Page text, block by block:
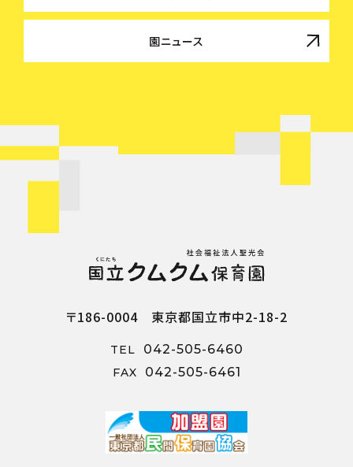
園ニュース
〒186-0004 東京都国立市中2-18-2
TEL 042-505-6460
FAX 042-505-6461